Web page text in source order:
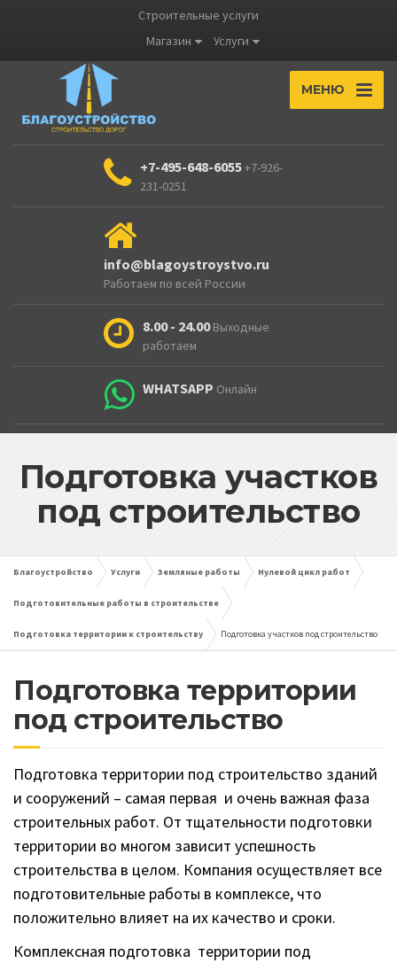
Строительные услуги
Магазин
Услуги
МЕНЮ
+7-495-648-6055+7-926-
231-0251
info@blagoystroystvo.ru
Работаем по всей России
8.00 - 24.00 Выходные
работаем
WHATSAPP Онлайн
Подготовка участков
под строительство
Благоустройство Услуги Земляные работы Нулевой цикл работ
Подготовительные работы в строительстве
Подготовка территории к строительству Подготовка участков под строительство
Подготовка территории
под строительство
Подготовка территории под строительство зданий
и сооружений – самая первая и очень важная фаза
строительных работ. От тщательности подготовки
территории во многом зависит успешность
строительства в целом. Компания осуществляет все
подготовительные работы в комплексе, что
положительно влияет на их качество и сроки.
Комплексная подготовка территории под